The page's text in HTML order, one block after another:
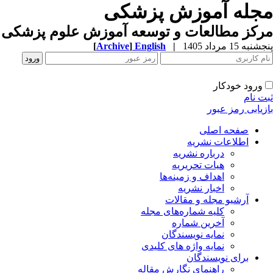
مجله آموزش پزشکی
مرکز مطالعات و توسعه آموزش علوم پزشکی
پنجشنبه 15 مرداد 1405 |
English
[Archive]
ورود خودکار
ثبت نام
بازیابی رمز عبور
صفحه اصلی
اطلاعات نشریه
درباره نشریه
هیات تحریریه
اهداف و زمینه‌ها
اخبار نشریه
آرشیو مجله و مقالات
کلیه شماره‌های مجله
آخرین شماره
نمایه نویسندگان
نمایه واژه های کلیدی
برای نویسندگان
راهنمای نگارش مقاله